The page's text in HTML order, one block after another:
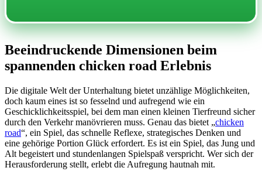
Beeindruckende Dimensionen beim
spannenden chicken road Erlebnis
Die digitale Welt der Unterhaltung bietet unzählige Möglichkeiten,
doch kaum eines ist so fesselnd und aufregend wie ein
Geschicklichkeitsspiel, bei dem man einen kleinen Tierfreund sicher
durch den Verkehr manövrieren muss. Genau das bietet „chicken
road“, ein Spiel, das schnelle Reflexe, strategisches Denken und
eine gehörige Portion Glück erfordert. Es ist ein Spiel, das Jung und
Alt begeistert und stundenlangen Spielspaß verspricht. Wer sich der
Herausforderung stellt, erlebt die Aufregung hautnah mit.